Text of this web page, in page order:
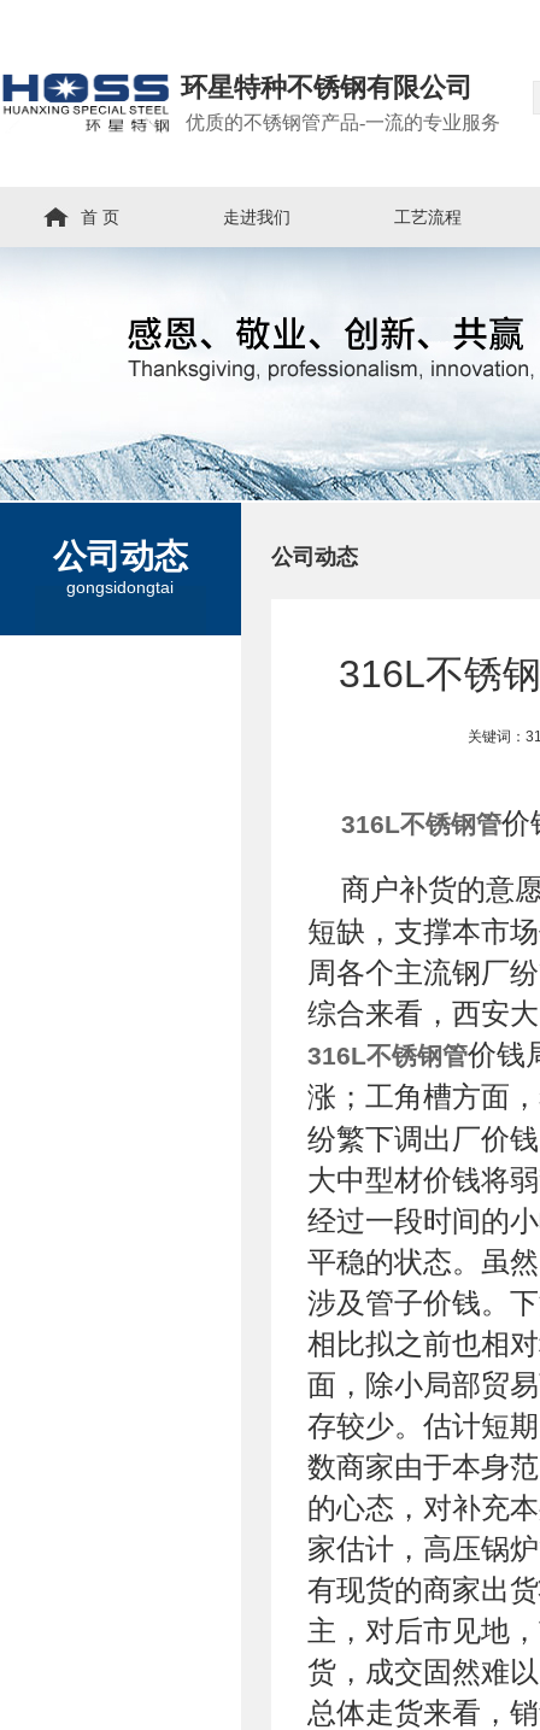
环星特种不锈钢有限公司
优质的不锈钢管产品-一流的专业服务
首 页 走进我们 工艺流程
公司动态
gongsidongtai
公司动态
316L不锈
关键词：
316L不锈钢管价
商户补货的意
短缺，支撑本市
周各个主流钢厂
综合来看，西安
316L不锈钢管价钱
涨；工角槽方面，
纷繁下调出厂价
大中型材价钱将
经过一段时间的
平稳的状态。虽
涉及管子价钱。
相比拟之前也相
面，除小局部贸
存较少。估计短
数商家由于本身
的心态，对补充
家估计，高压锅
有现货的商家出
主，对后市见地
货，成交固然难
总体走货来看，